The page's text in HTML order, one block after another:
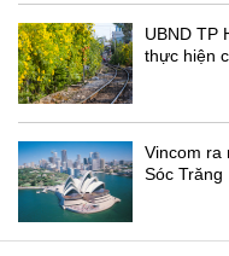
UBND TP
thực hiện
Vincom ra
Sóc Trăng